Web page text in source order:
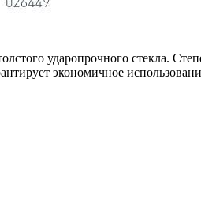
ударопрочного стекла.
экономичное